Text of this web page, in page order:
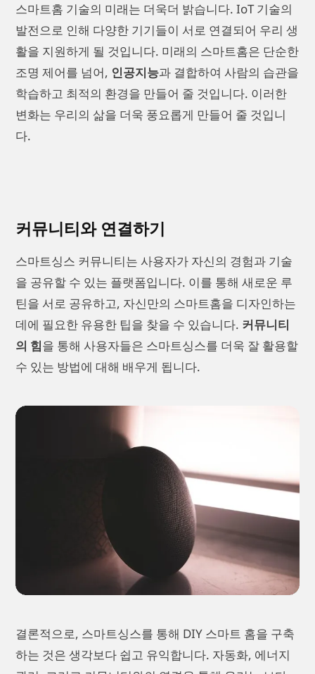
스마트홈 기술의 미래는 더욱더 밝습니다. IoT 기술의
발전으로 인해 다양한 기기들이 서로 연결되어 우리 생
활을 지원하게 될 것입니다. 미래의 스마트홈은 단순한
조명 제어를 넘어, 인공지능과 결합하여 사람의 습관을
학습하고 최적의 환경을 만들어 줄 것입니다. 이러한
변화는 우리의 삶을 더욱 풍요롭게 만들어 줄 것입니
다.
커뮤니티와 연결하기
스마트싱스 커뮤니티는 사용자가 자신의 경험과 기술
을 공유할 수 있는 플랫폼입니다. 이를 통해 새로운 루
틴을 서로 공유하고, 자신만의 스마트홈을 디자인하는
데에 필요한 유용한 팁을 찾을 수 있습니다. 커뮤니티
의 힘을 통해 사용자들은 스마트싱스를 더욱 잘 활용할
수 있는 방법에 대해 배우게 됩니다.
결론적으로, 스마트싱스를 통해 DIY 스마트 홈을 구축
하는 것은 생각보다 쉽고 유익합니다. 자동화, 에너지